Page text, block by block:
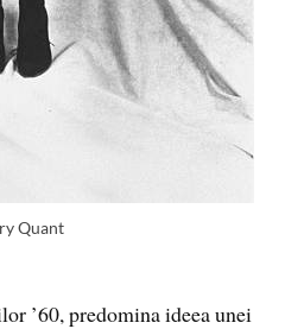
Quant
’60, predomina ideea unei